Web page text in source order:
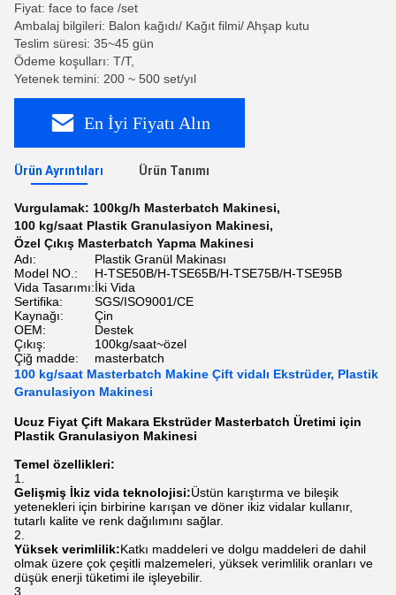
Fiyat: face to face /set
Ambalaj bilgileri: Balon kağıdı/ Kağıt filmi/ Ahşap kutu
Teslim süresi: 35~45 gün
Ödeme koşulları: T/T,
Yetenek temini: 200 ~ 500 set/yıl
En İyi Fiyatı Alın
Ürün Ayrıntıları Ürün Tanımı
Vurgulamak: 100kg/h Masterbatch Makinesi,
100 kg/saat Plastik Granulasiyon Makinesi,
Özel Çıkış Masterbatch Yapma Makinesi
Adı:
Plastik Granül Makinası
Model NO.:
H-TSE50B/H-TSE65B/H-TSE75B/H-TSE95B
Vida Tasarımı:İki Vida
Sertifika:
SGS/ISO9001/CE
Kaynağı:
Çin
OEM:
Destek
Çıkış:
100kg/saat~özel
Çiğ madde:
masterbatch
100 kg/saat Masterbatch Makine Çift vidalı Ekstrüder, Plastik
Granulasiyon Makinesi
Ucuz Fiyat Çift Makara Ekstrüder Masterbatch Üretimi için
Plastik Granulasiyon Makinesi
Temel özellikleri:
Gelişmiş İkiz vida teknolojisi:Üstün karıştırma ve bileşik
yetenekleri için birbirine karışan ve döner ikiz vidalar kullanır,
tutarlı kalite ve renk dağılımını sağlar.
Yüksek verimlilik:Katkı maddeleri ve dolgu maddeleri de dahil
olmak üzere çok çeşitli malzemeleri, yüksek verimlilik oranları ve
düşük enerji tüketimi ile işleyebilir.